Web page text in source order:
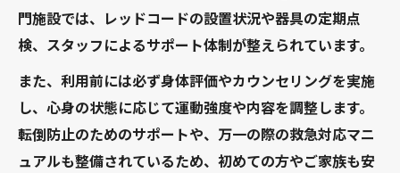
門施設では、レッドコードの設置状況や器具の定期点
検、スタッフによるサポート体制が整えられています。
また、利用前には必ず身体評価やカウンセリングを実施
し、心身の状態に応じて運動強度や内容を調整します。
転倒防止のためのサポートや、万一の際の救急対応マニ
ュアルも整備されているため、初めての方やご家族も安